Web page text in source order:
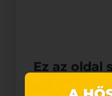
Ez az oldal